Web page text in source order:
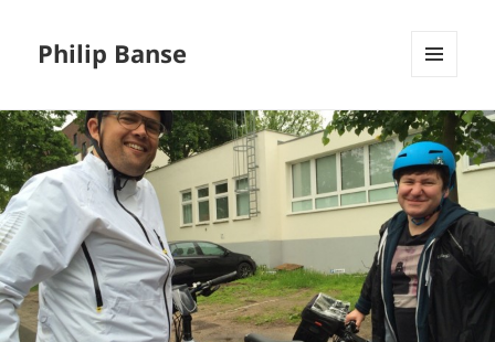
Philip Banse
WIDGETS